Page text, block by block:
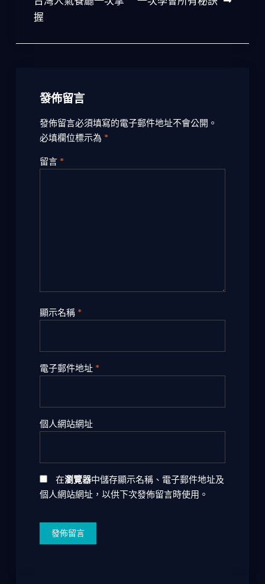
導
覽
握
發佈留言
發佈留言必須填寫的電子郵件地址不會公開。
必填欄位標示為 *
留言 *
顯示名稱 *
電子郵件地址 *
個人網站網址
在瀏覽器中儲存顯示名稱、電子郵件地址及
個人網站網址，以供下次發佈留言時使用。